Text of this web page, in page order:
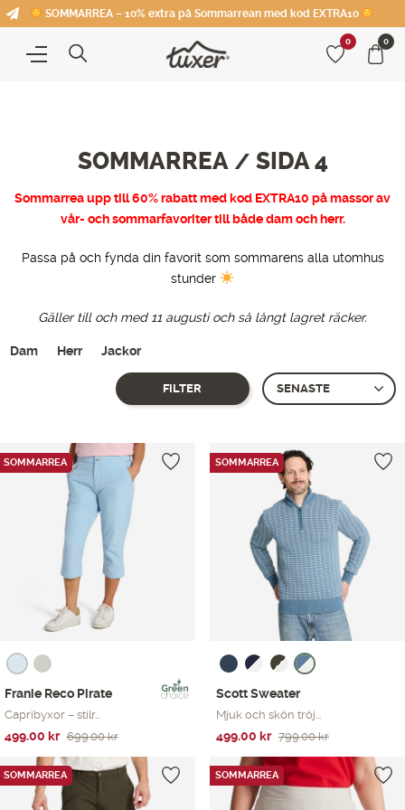
SOMMARREA – 10% extra på Sommarrean med kod EXTRA10
0 0
SOMMARREA/ SIDA 4
Sommarrea upp till 60% rabatt med kod EXTRA10 på massor av
vår- och sommarfavoriter till både dam och herr.
Passa på och fynda din favorit som sommarens alla utomhus
stunder
Gäller till och med 11 augusti och så långt lagret räcker.
Showing 37–48 of 55 produkter
FILTER
Dam Herr Jackor
Franie Reco Pirate
SOMMARREA
Capribyxor – stilr...
699.00kr
Det
ursprungliga
priset
499.00 kr
Det
nuvarande
priset
Scott Sweater
SOMMARREA
Mjuk och skön tröj...
799.00kr
Det
ursprungliga
priset
var:
499.00 kr
Det
nuvarande
priset
SOMMARREA SOMMARREA